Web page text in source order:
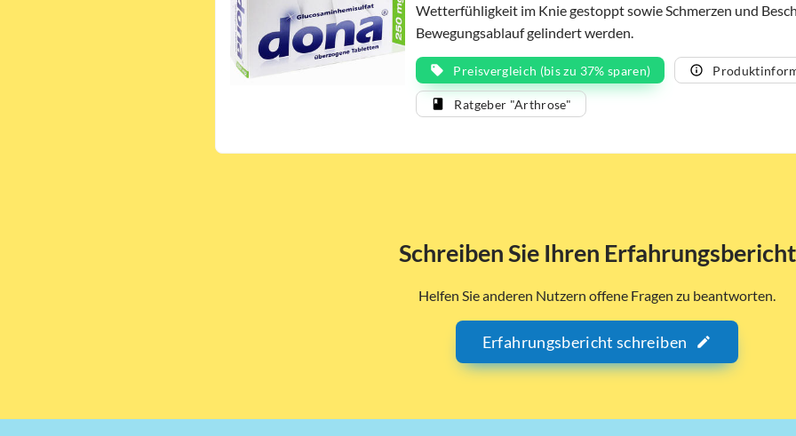
Wetterfühligkeit im Knie gestoppt sowie Schmerzen und
Bewegungsablauf gelindert werden.
Preisvergleich (bis zu 37% sparen)
Ratgeber "Arthrose"
Schreiben Sie Ihren Erfahrungsbericht
Helfen Sie anderen Nutzern offene Fragen zu beantworten.
Erfahrungsbericht schreiben